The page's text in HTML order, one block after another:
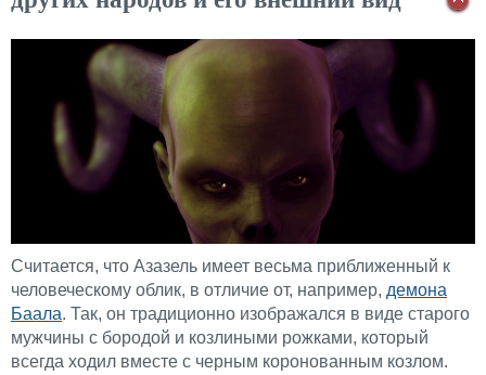
Считается, что Азазель имеет весьма приближенный к
человеческому облик, в отличие от, например, демона
Баала. Так, он традиционно изображался в виде старого
мужчины с бородой и козлиными рожками, который
всегда ходил вместе с черным коронованным козлом.